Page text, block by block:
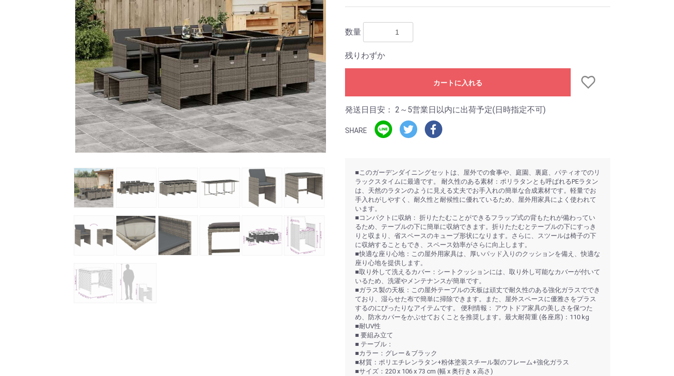
数量
残りわずか
カートに入れる
発送日目安： 2～5営業日以内に出荷予定(日時指定不可)
SHARE
■このガーデンダイニングセットは、屋外での食事や、庭園、裏庭、パティオでのリ
ラックスタイムに最適です。 耐久性のある素材：ポリラタンとも呼ばれるPEラタン
は、天然のラタンのように見える丈夫でお手入れの簡単な合成素材です。軽量でお
手入れがしやすく、耐久性と耐候性に優れているため、屋外用家具によく使われて
います。
■コンパクトに収納： 折りたたむことができるフラップ式の背もたれが備わってい
るため、テーブルの下に簡単に収納できます。折りたたむとテーブルの下にすっき
りと収まり、省スペースのキューブ形状になります。さらに、スツールは椅子の下
に収納することもでき、スペース効率がさらに向上します。
■快適な座り心地：この屋外用家具は、厚いパッド入りのクッションを備え、快適な
座り心地を提供します。
■取り外して洗えるカバー：シートクッションには、取り外し可能なカバーが付いて
いるため、洗濯やメンテナンスが簡単です。
■ガラス製の天板：この屋外テーブルの天板は頑丈で耐久性のある強化ガラスででき
ており、湿らせた布で簡単に掃除できます。また、屋外スペースに優雅さをプラス
するのにぴったりなアイテムです。 便利情報： アウトドア家具の美しさを保つた
め、防水カバーをかぶせておくことを推奨します。最大耐荷重 (各座席)：110 kg
■耐UV性
■ 要組み立て
■ テーブル：
■カラー：グレー＆ブラック
■材質：ポリエチレンラタン+粉体塗装スチール製のフレーム+強化ガラス
■サイズ：220 x 106 x 73 cm (幅 x 奥行き x 高さ)